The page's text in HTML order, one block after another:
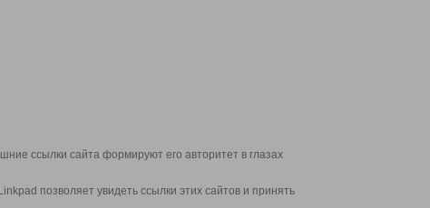
ссылки сайта формируют его авторитет в глазах
позволяет увидеть ссылки этих сайтов и принять